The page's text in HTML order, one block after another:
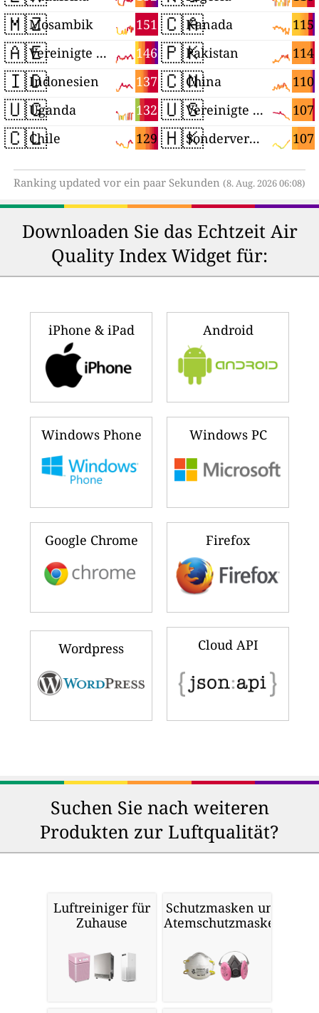
🇲🇿 151
Mosambik
🇦🇪 146
Vereinigte Arabische Emirate
🇮🇩 137
Indonesien
🇺🇬 132
Uganda
🇨🇱 129
Chile
🇨🇦 115
Kanada
🇵🇰 114
Pakistan
🇨🇳 110
China
🇺🇸 107
Vereinigte Staaten
🇭🇰 107
Sonderverwaltungsregion Hongkong
Ranking updated vor ein paar Sekunden (8. Aug. 2026 06:08)
Downloaden Sie das Echtzeit Air
Quality Index Widget für:
iPhone & iPad Android
Windows Phone Windows PC
Google Chrome Firefox
Wordpress Cloud API
Suchen Sie nach weiteren
Produkten zur Luftqualität?
Luftreiniger für
Zuhause
Schutzmasken und
Atemschutzmasken